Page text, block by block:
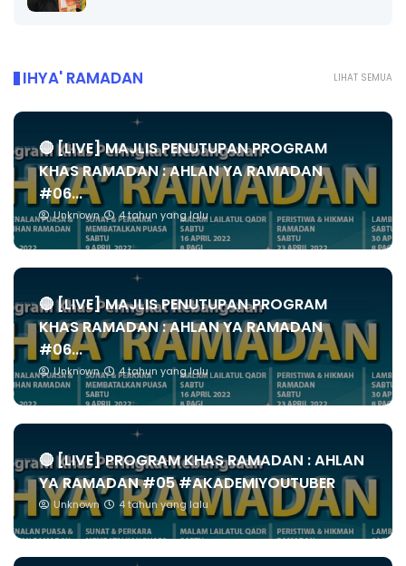
LIHAT SEMUA
IHYA' RAMADAN
🔴 [LIVE] MAJLIS PENUTUPAN PROGRAM
KHAS RAMADAN : AHLAN YA RAMADAN
#06...
Unknown 4 tahun yang lalu
🔴 [LIVE] MAJLIS PENUTUPAN PROGRAM
KHAS RAMADAN : AHLAN YA RAMADAN
#06...
Unknown 4 tahun yang lalu
🔴 [LIVE] PROGRAM KHAS RAMADAN : AHLAN
YA RAMADAN #05 #AKADEMIYOUTUBER
Unknown 4 tahun yang lalu